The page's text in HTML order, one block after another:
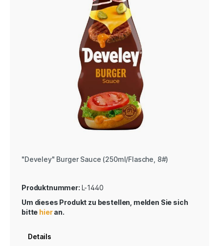
"Develey" Burger Sauce (250ml/Flasche, 8#)
Produktnummer: L-1440
Um dieses Produkt zu bestellen, melden Sie sich
bitte hieran.
Details